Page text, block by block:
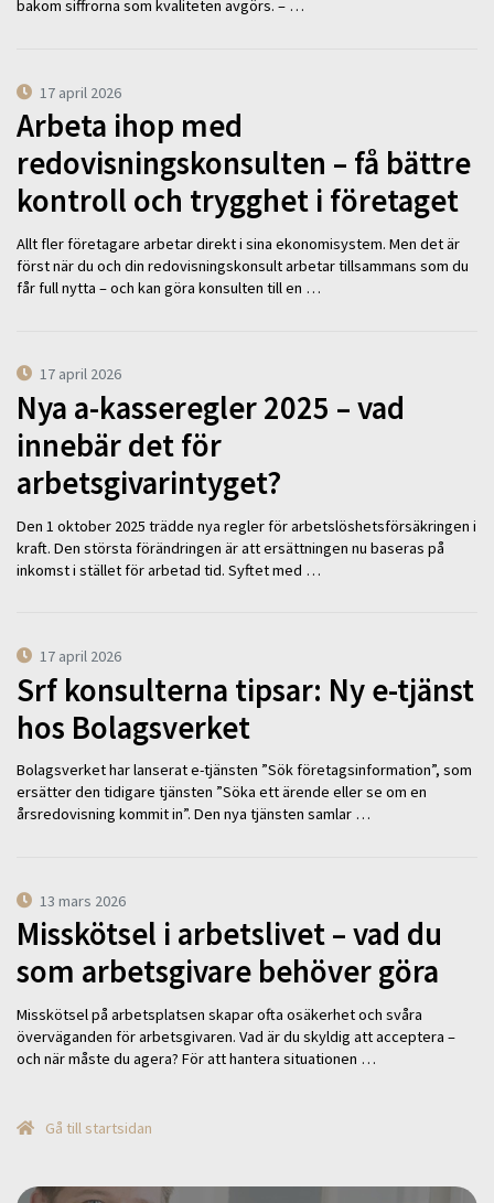
bakom siffrorna som kvaliteten avgörs. – …
17 april 2026
Arbeta ihop med
redovisningskonsulten – få bättre
kontroll och trygghet i företaget
Allt fler företagare arbetar direkt i sina ekonomisystem. Men det är
först när du och din redovisningskonsult arbetar tillsammans som du
får full nytta – och kan göra konsulten till en …
17 april 2026
Nya a-kasseregler 2025 – vad
innebär det för
arbetsgivarintyget?
Den 1 oktober 2025 trädde nya regler för arbetslöshetsförsäkringen i
kraft. Den största förändringen är att ersättningen nu baseras på
inkomst i stället för arbetad tid. Syftet med …
17 april 2026
Srf konsulterna tipsar: Ny e-tjänst
hos Bolagsverket
Bolagsverket har lanserat e-tjänsten ”Sök företagsinformation”, som
ersätter den tidigare tjänsten ”Söka ett ärende eller se om en
årsredovisning kommit in”. Den nya tjänsten samlar …
13 mars 2026
Misskötsel i arbetslivet – vad du
som arbetsgivare behöver göra
Misskötsel på arbetsplatsen skapar ofta osäkerhet och svåra
överväganden för arbetsgivaren. Vad är du skyldig att acceptera –
och när måste du agera? För att hantera situationen …
Gå till startsidan